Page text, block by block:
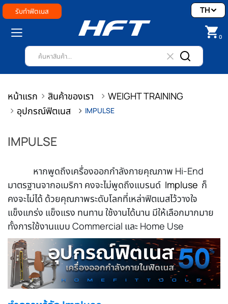
รับทำฟิตเนส
0
TH
หน้าแรก สินค้าของเรา
WEIGHT TRAINING
อุปกรณ์ฟิตเนส
IMPULSE
IMPULSE
หากพูดถึงเครื่องออกกำลังกายคุณภาพ Hi-End
มาตรฐานจากอเมริกา คงจะไม่พูดถึงแบรนด์ Impluse ก็
คงจะไม่ได้ ด้วยคุณภาพระดับโลกที่เหล่าฟิตเนสไว้วางใจ
แข็งแกร่ง แข็งแรง ทนทาน ใช้งานได้นาน มีให้เลือกมากมาย
ทั้งการใช้งานแบบ Commercial และ Home Use